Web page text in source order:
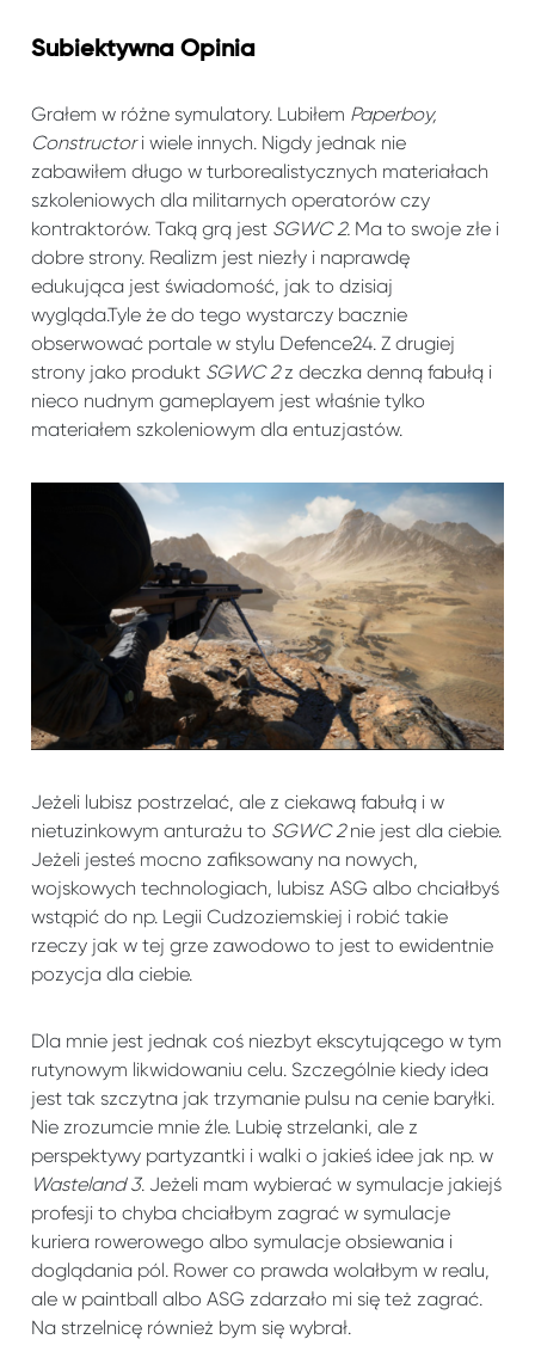
Subiektywna Opinia
Grałem w różne symulatory. Lubiłem Paperboy,
Constructori wiele innych. Nigdy jednak nie
zabawiłem długo w turborealistycznych materiałach
szkoleniowych dla militarnych operatorów czy
kontraktorów. Taką grą jest SGWC 2. Ma to swoje złe i
dobre strony. Realizm jest niezły i naprawdę
edukująca jest świadomość, jak to dzisiaj
wygląda.Tyle że do tego wystarczy bacznie
obserwować portale w stylu Defence24. Z drugiej
strony jako produkt SGWC 2z deczka denną fabułą i
nieco nudnym gameplayem jest właśnie tylko
materiałem szkoleniowym dla entuzjastów.
Jeżeli lubisz postrzelać, ale z ciekawą fabułą i w
nietuzinkowym anturażu to SGWC 2nie jest dla ciebie.
Jeżeli jesteś mocno zafiksowany na nowych,
wojskowych technologiach, lubisz ASG albo chciałbyś
wstąpić do np. Legii Cudzoziemskiej i robić takie
rzeczy jak w tej grze zawodowo to jest to ewidentnie
pozycja dla ciebie.
Dla mnie jest jednak coś niezbyt ekscytującego w tym
rutynowym likwidowaniu celu. Szczególnie kiedy idea
jest tak szczytna jak trzymanie pulsu na cenie baryłki.
Nie zrozumcie mnie źle. Lubię strzelanki, ale z
perspektywy partyzantki i walki o jakieś idee jak np. w
Wasteland 3. Jeżeli mam wybierać w symulacje jakiejś
profesji to chyba chciałbym zagrać w symulacje
kuriera rowerowego albo symulacje obsiewania i
doglądania pól. Rower co prawda wolałbym w realu,
ale w paintball albo ASG zdarzało mi się też zagrać.
Na strzelnicę również bym się wybrał.